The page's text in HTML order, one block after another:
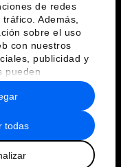
de redes
Además,
sobre el uso
con nuestros
publicidad y
pueden
que les
que hayan
uso que haya
todas